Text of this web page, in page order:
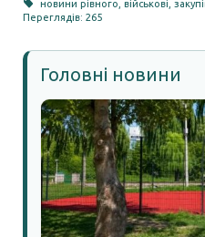
новини рівного ,військові ,
Переглядів: 265
Головні новини